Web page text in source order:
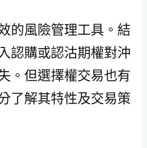
的風險管理工具。結
認購或認沽期權對沖
。但選擇權交易也有
了解其特性及交易策